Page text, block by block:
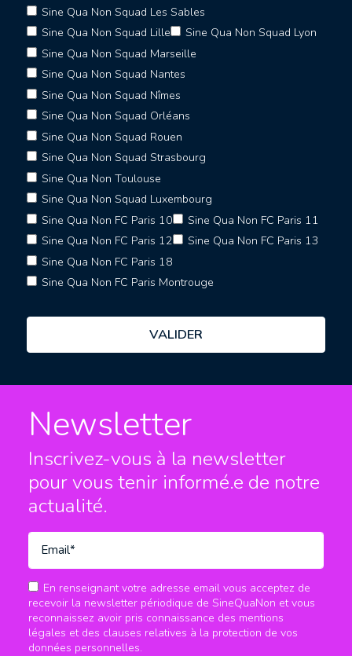
Sine Qua Non Squad Les Sables
Sine Qua Non Squad Lille
Sine Qua Non Squad Lyon
Sine Qua Non Squad Marseille
Sine Qua Non Squad Nantes
Sine Qua Non Squad Nîmes
Sine Qua Non Squad Orléans
Sine Qua Non Squad Rouen
Sine Qua Non Squad Strasbourg
Sine Qua Non Toulouse
Sine Qua Non Squad Luxembourg
Sine Qua Non FC Paris 10
Sine Qua Non FC Paris 11
Sine Qua Non FC Paris 12
Sine Qua Non FC Paris 13
Sine Qua Non FC Paris 18
Sine Qua Non FC Paris Montrouge
Newsletter
Inscrivez-vous à la newsletter
pour vous tenir informé.e de notre
actualité.
En renseignant votre adresse email vous acceptez de
recevoir la newsletter périodique de SineQuaNon et vous
reconnaissez avoir pris connaissance des mentions
légales et des clauses relatives à la protection de vos
données personnelles.